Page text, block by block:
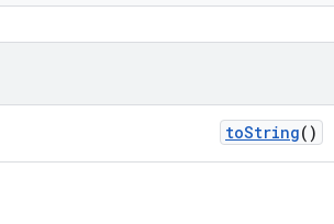
toString()